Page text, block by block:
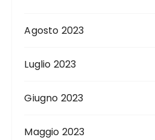
Agosto 2023
Luglio 2023
Giugno 2023
Maggio 2023